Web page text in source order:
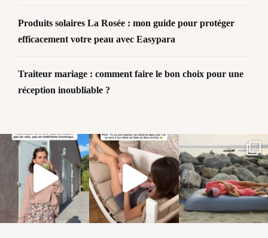
Produits solaires La Rosée : mon guide pour protéger
efficacement votre peau avec Easypara
Traiteur mariage : comment faire le bon choix pour une
réception inoubliable ?